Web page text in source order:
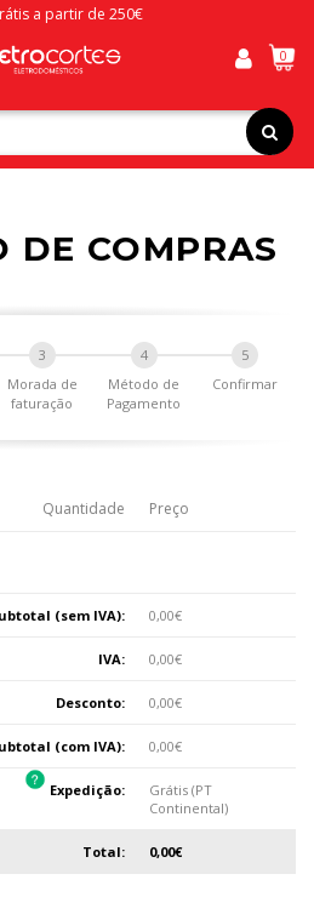
a partir de 250€
0
DE COMPRAS
3
Morada de
faturação
4
Método de
Pagamento
5
Confirmar
Quantidade Preço
(sem IVA): 0,00€
IVA: 0,00€
Desconto: 0,00€
(com IVA): 0,00€
Expedição:
Grátis (PT
Continental)
Total: 0,00€